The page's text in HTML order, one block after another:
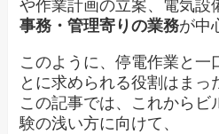
や作業計画の立案、電気設
事務・管理寄りの業務が中
このように、停電作業と一
とに求められる役割はまっ
この記事では、これからビ
験の浅い方に向けて、